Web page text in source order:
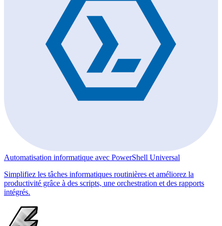
Automatisation informatique avec PowerShell Universal
Simplifiez les tâches informatiques routinières et améliorez la
productivité grâce à des scripts, une orchestration et des rapports
intégrés.